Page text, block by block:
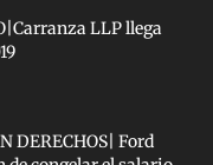
LLP llega
DERECHOS| Ford